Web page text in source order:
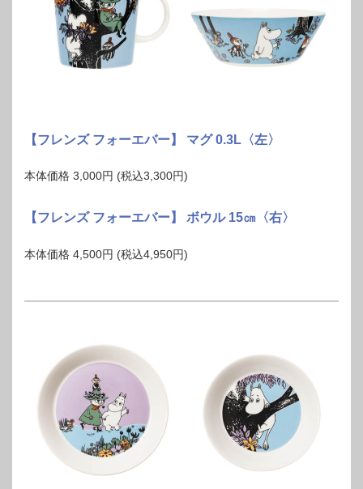
【フレンズ フォーエバー】 マグ 0.3L〈左〉
本体価格 3,000円 (税込3,300円)
【フレンズ フォーエバー】 ボウル 15㎝〈右〉
本体価格 4,500円 (税込4,950円)